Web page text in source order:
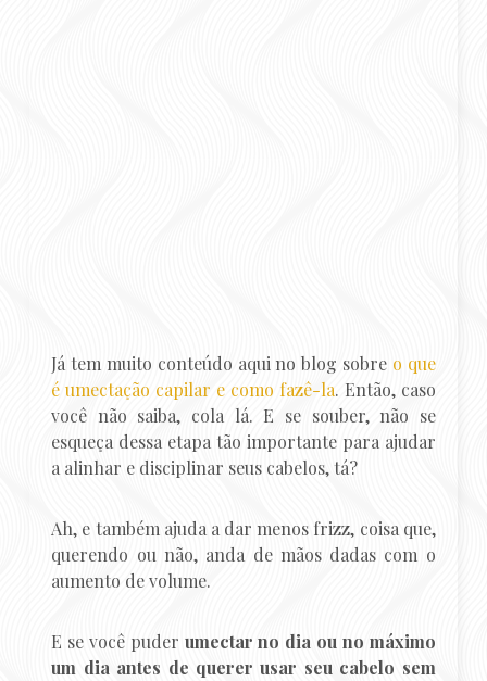
Já tem muito conteúdo aqui no blog sobre o que
é umectação capilar e como fazê-la. Então, caso
você não saiba, cola lá. E se souber, não se
esqueça dessa etapa tão importante para ajudar
a alinhar e disciplinar seus cabelos, tá?
Ah, e também ajuda a dar menos frizz, coisa que,
querendo ou não, anda de mãos dadas com o
aumento de volume.
E se você puder umectar no dia ou no máximo
um dia antes de querer usar seu cabelo sem